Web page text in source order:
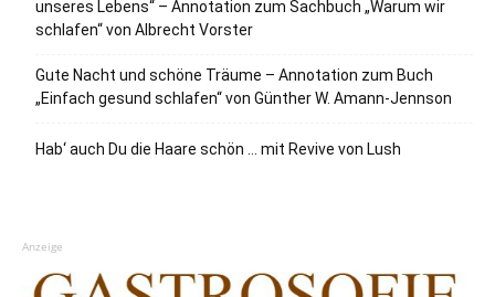
unseres Lebens“ – Annotation zum Sachbuch „Warum wir
schlafen“ von Albrecht Vorster
Gute Nacht und schöne Träume – Annotation zum Buch
„Einfach gesund schlafen“ von Günther W. Amann-Jennson
Hab‘ auch Du die Haare schön … mit Revive von Lush
Anzeige